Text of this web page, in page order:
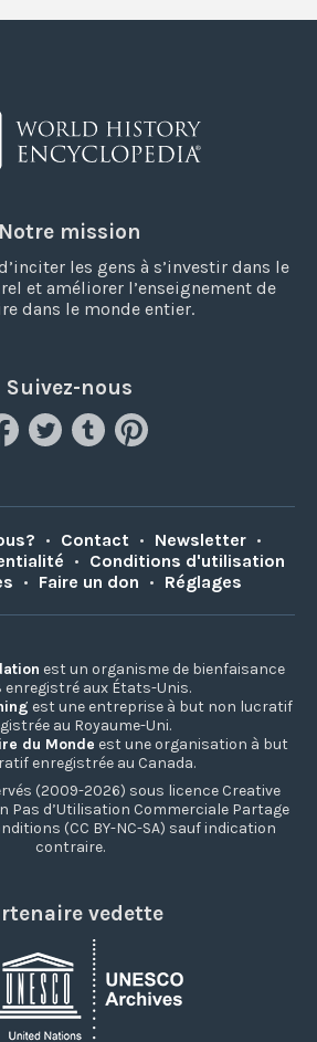
Notre mission
les gens à s’investir dans le
et améliorer l’enseignement de
dans le monde entier.
Suivez-nous
• Contact • Newsletter •
• Conditions d'utilisation
• Faire un don • Réglages
est un organisme de bienfaisance
enregistré aux États-Unis.
est une entreprise à but non lucratif
au Royaume-Uni.
du Monde est une organisation à but
enregistrée au Canada.
(2009-2026) sous licence Creative
Pas d’Utilisation Commerciale Partage
(CC BY-NC-SA) sauf indication
contraire.
vedette